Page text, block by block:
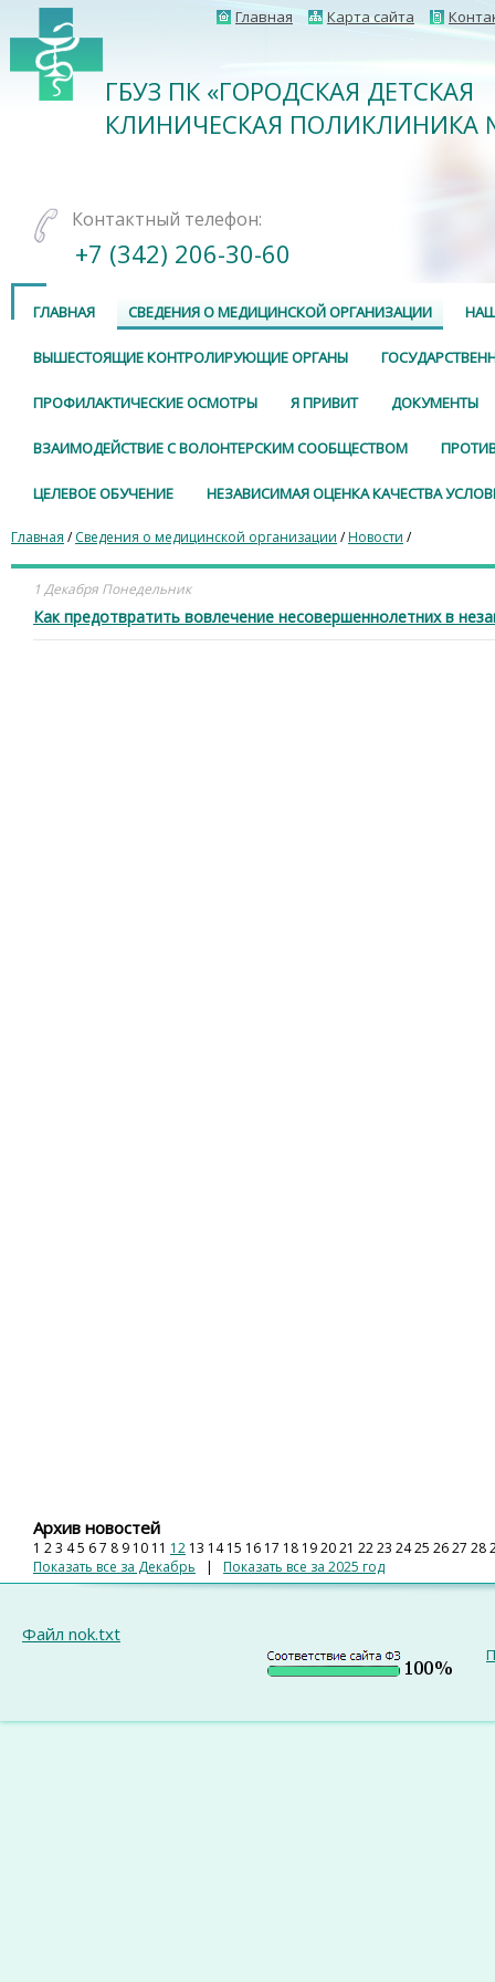
Главная Карта сайта
ГБУЗ ПК «ГОРОДСКАЯ ДЕТСКАЯ
КЛИНИЧЕСКАЯ ПОЛИКЛИНИКА
Контактный телефон:
+7 (342) 206-30-60
ГЛАВНАЯ СВЕДЕНИЯ О МЕДИЦИНСКОЙ ОРГАНИЗАЦИИ
ВЫШЕСТОЯЩИЕ КОНТРОЛИРУЮЩИЕ ОРГАНЫ
ПРОФИЛАКТИЧЕСКИЕ ОСМОТРЫ Я ПРИВИТ ДОКУМЕНТЫ
ВЗАИМОДЕЙСТВИЕ С ВОЛОНТЕРСКИМ СООБЩЕСТВОМ
ЦЕЛЕВОЕ ОБУЧЕНИЕ НЕЗАВИСИМАЯ ОЦЕНКА КАЧЕСТВА
Главная /Сведения о медицинской организации /Новости /
1 Декабря Понедельник
Как предотвратить вовлечение несовершеннолетних в
Архив новостей
1 23 45 67 8 9 10 11 12 13 14 15 16 17 18 192021 2223 2425 2627 28
Показать все за Декабрь | Показать все за 2025 год
Файл nok.txt